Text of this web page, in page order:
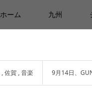
ホーム 九州
,佐賀 ,音楽 9月14日、